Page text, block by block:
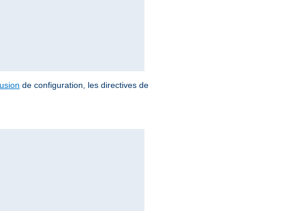
de configuration, les directives de